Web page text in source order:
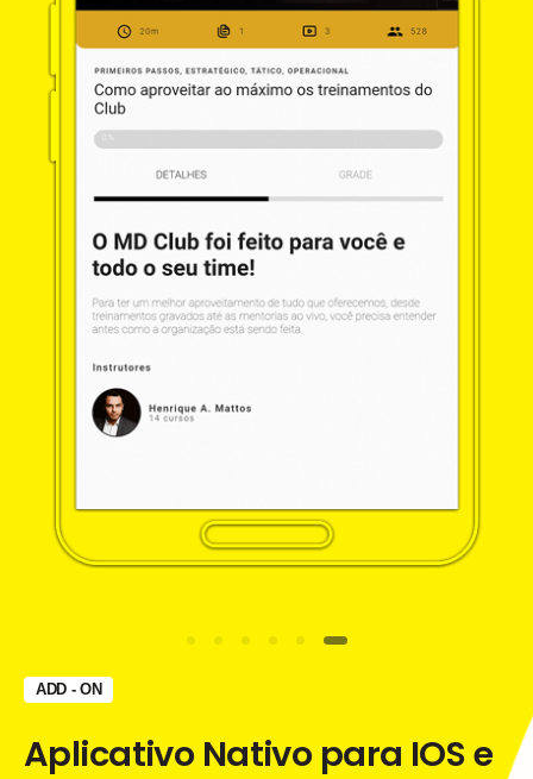
ADD - ON
Aplicativo Nativo para IOS e